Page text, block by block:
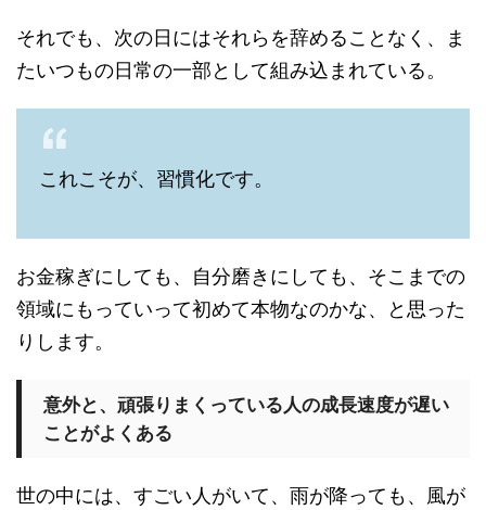
それでも、次の日にはそれらを辞めることなく、ま
たいつもの日常の一部として組み込まれている。
これこそが、習慣化です。
お金稼ぎにしても、自分磨きにしても、そこまでの
領域にもっていって初めて本物なのかな、と思った
りします。
意外と、頑張りまくっている人の成長速度が遅い
ことがよくある
世の中には、すごい人がいて、雨が降っても、風が